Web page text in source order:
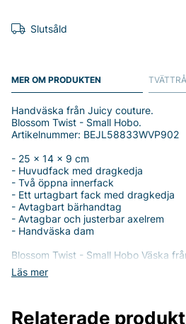
Slutsåld
MER OM PRODUKTEN
Läs mer
Handväska från Juicy couture.
Blossom Twist - Small Hobo.
Artikelnummer: BEJL58833WVP902
- 25 x 14 x 9 cm
- Huvudfack med dragkedja
- Två öppna innerfack
- Ett urtagbart fack med dragkedja
- Avtagbart bärhandtag
- Avtagbar och justerbar axelrem
- Handväska dam
Blossom Twist - Small Hobo Väska
Upptäck den eleganta och
sina generösa mått på 25 x 14 x 9
Relaterade